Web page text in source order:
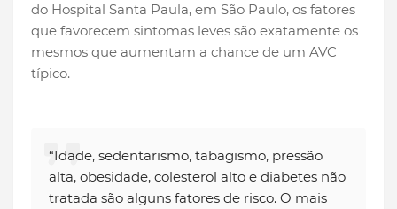
do Hospital Santa Paula, em São Paulo, os fatores
que favorecem sintomas leves são exatamente os
mesmos que aumentam a chance de um AVC
típico.
“Idade, sedentarismo, tabagismo, pressão
alta, obesidade, colesterol alto e diabetes não
tratada são alguns fatores de risco. O mais